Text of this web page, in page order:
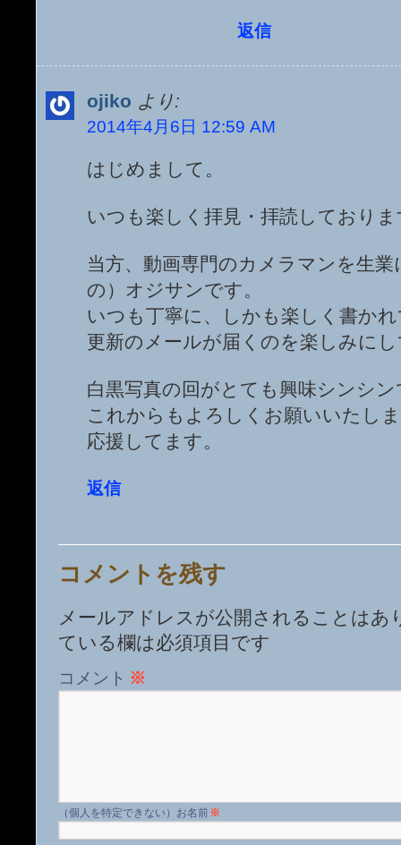
返信
ojiko より:
2014年4月6日 12:59 AM
はじめまして。
いつも楽しく拝見・拝読しておりま
当方、動画専門のカメラマンを生
の）オジサンです。
いつも丁寧に、しかも楽しく書か
更新のメールが届くのを楽しみに
白黒写真の回がとても興味シンシ
これからもよろしくお願いいたし
応援してます。
返信
コメントを残す
メールアドレスが公開されることはあ
ている欄は必須項目です
コメント ※
名前※